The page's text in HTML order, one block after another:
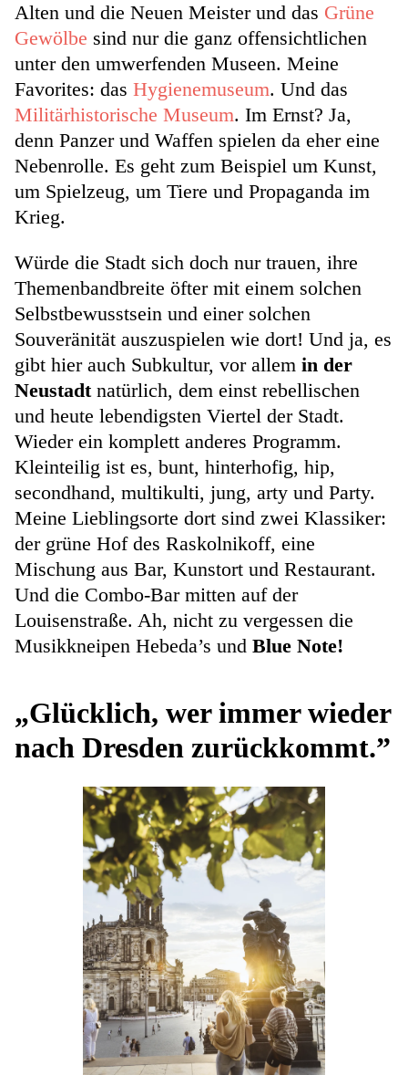
Alten und die Neuen Meister und das Grüne
Gewölbe sind nur die ganz offensichtlichen
unter den umwerfenden Museen. Meine
Favorites: das Hygienemuseum. Und das
Militärhistorische Museum. Im Ernst? Ja,
denn Panzer und Waffen spielen da eher eine
Nebenrolle. Es geht zum Beispiel um Kunst,
um Spielzeug, um Tiere und Propaganda im
Krieg.
Würde die Stadt sich doch nur trauen, ihre
Themenbandbreite öfter mit einem solchen
Selbstbewusstsein und einer solchen
Souveränität auszuspielen wie dort! Und ja, es
gibt hier auch Subkultur, vor allem in der
Neustadtnatürlich, dem einst rebellischen
und heute lebendigsten Viertel der Stadt.
Wieder ein komplett anderes Programm.
Kleinteilig ist es, bunt, hinterhofig, hip,
secondhand, multikulti, jung, arty und Party.
Meine Lieblingsorte dort sind zwei Klassiker:
der grüne Hof des Raskolnikoff, eine
Mischung aus Bar, Kunstort und Restaurant.
Und die Combo-Bar mitten auf der
Louisenstraße. Ah, nicht zu vergessen die
Musikkneipen Hebeda’s und Blue Note!
„Glücklich, wer immer wieder
nach Dresden zurückkommt.”